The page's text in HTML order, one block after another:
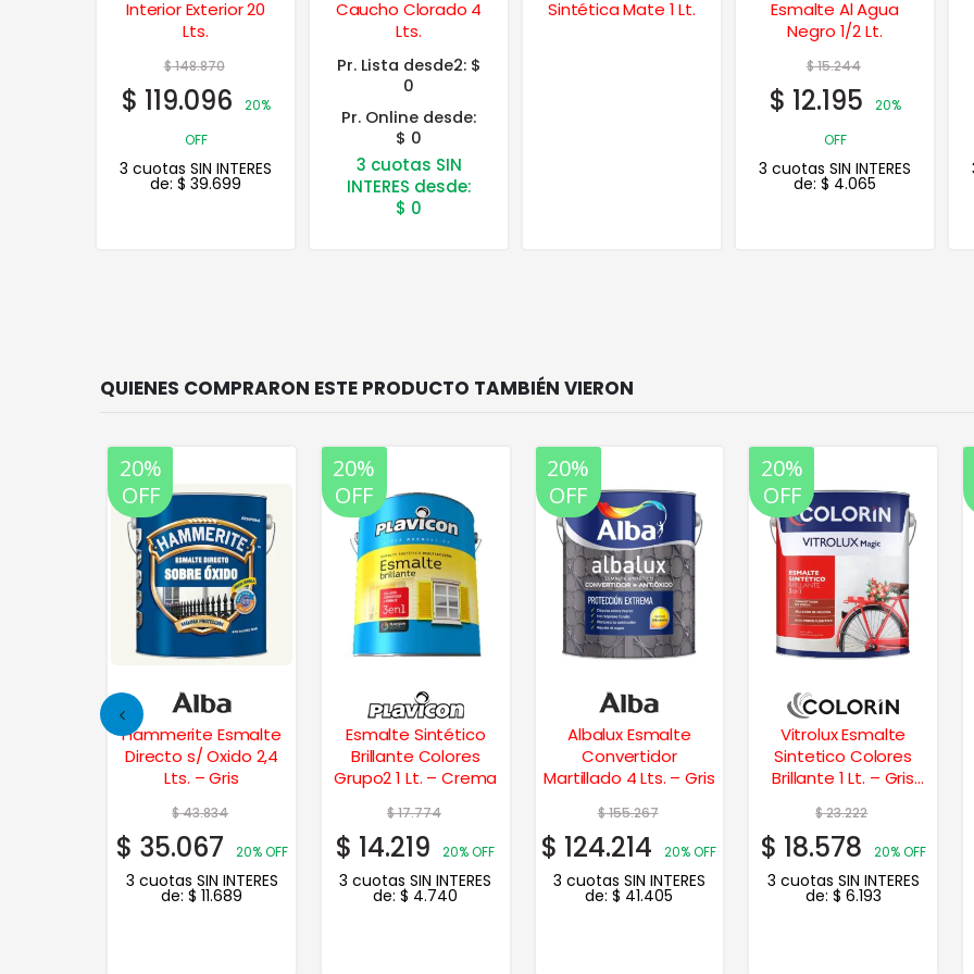
Caucho Clorado 4
Lts.
Pr. Lista desde2:
0
Pr. Online desde:
$ 0
3 cuotas SIN
INTERES desde:
Sintética Mate 1 Lt.
Esmalte Al Agua
Techos Membrana
Liquida 20 Kgs.
$279.392
$181.605
35%
OFF
3 cuotas SIN INTERES
de: $60.535
20%
OFF
Hammerite Esmalte
Directo s/ Oxido 2,4
Lts. – Gris
$43.834
$ 35.067 20% OFF
3 cuotas SIN INTERES
de:$ 11.689
20%
OFF
Esmalte Sintético
Brillante Colores
Grupo2 1 Lt. – Crema
$17.774
$ 14.219 20% OFF
3 cuotas SIN INTERES
de:$ 4.740
20%
OFF
Albalux Esmalte
Convertidor
Martillado 4 Lts. – Gris
$155.267
$ 124.214 20% OFF
3 cuotas SIN INTERES
de:$ 41.405
20%
OFF
Vitrolux Esmalte
Sintetico Colores
Brillante 1 Lt. – Gris
$23.222
$ 18.578 20% OFF
3 cuotas SIN INTERES
de: $ 6.193